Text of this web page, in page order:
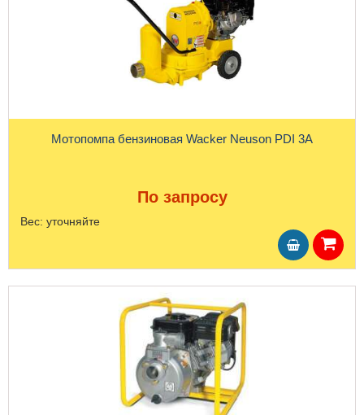
Мотопомпа бензиновая Wacker Neuson PDI 3A
По запросу
Вес: уточняйте